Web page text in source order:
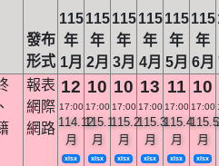
發布
形式
115
年
1月
115
年
2月
115
年
3月
115
年
4月
115
年
5月
115
年
6月
報表
網際
網路
12
17:00
114.12
月
xlsx
10
17:00
115.1
月
xlsx
10
17:00
115.2
月
xlsx
13
17:00
115.3
月
xlsx
11
17:00
115.4
月
xlsx
10
17:00
115.5
月
xlsx